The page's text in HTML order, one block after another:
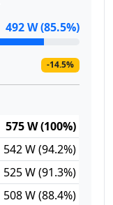
492 W (85.5%)
-14.5%
575 W (100%)
542 W (94.2%)
525 W (91.3%)
508 W (88.4%)